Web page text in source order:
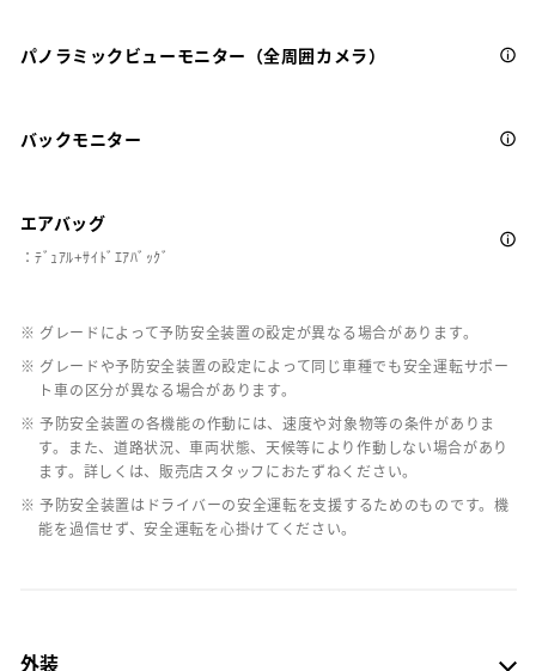
パノラミックビューモニター（全周囲カメラ）
バックモニター
エアバッグ
：ﾃﾞｭｱﾙ+ｻｲﾄﾞｴｱﾊﾞｯｸﾞ
※ グレードによって予防安全装置の設定が異なる場合があります。
※ グレードや予防安全装置の設定によって同じ車種でも安全運転サポー
ト車の区分が異なる場合があります。
※ 予防安全装置の各機能の作動には、速度や対象物等の条件がありま
す。また、道路状況、車両状態、天候等により作動しない場合があり
ます。詳しくは、販売店スタッフにおたずねください。
※ 予防安全装置はドライバーの安全運転を支援するためのものです。機
能を過信せず、安全運転を心掛けてください。
外装